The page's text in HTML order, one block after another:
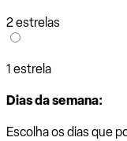
2 estrelas
1 estrela
Dias da semana:
Escolha os dias que